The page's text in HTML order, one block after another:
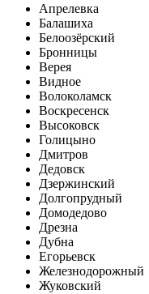
Апрелевка
Балашиха
Белоозёрский
Бронницы
Верея
Видное
Волоколамск
Воскресенск
Высоковск
Голицыно
Дмитров
Дедовск
Дзержинский
Долгопрудный
Домодедово
Дрезна
Дубна
Егорьевск
Железнодорожный
Жуковский